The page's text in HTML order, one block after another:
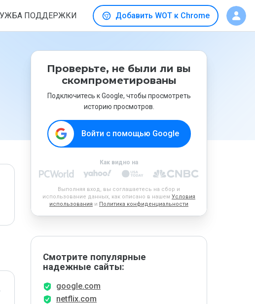
ПОДДЕРЖКИ Добавить WOT к Chrome
Проверьте, не были ли вы
скомпрометированы
Подключитесь к Google, чтобы просмотреть
историю просмотров.
Войти с помощью Google
Как видно на
Выполняя вход, вы соглашаетесь на сбор и
использование данных, как описано в нашем Условия
использования и Политика конфиденциальности
Смотрите популярные
надежные сайты:
google.com
netflix.com